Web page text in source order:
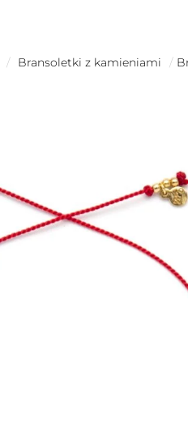
/ Bransoletki z kamieniami /